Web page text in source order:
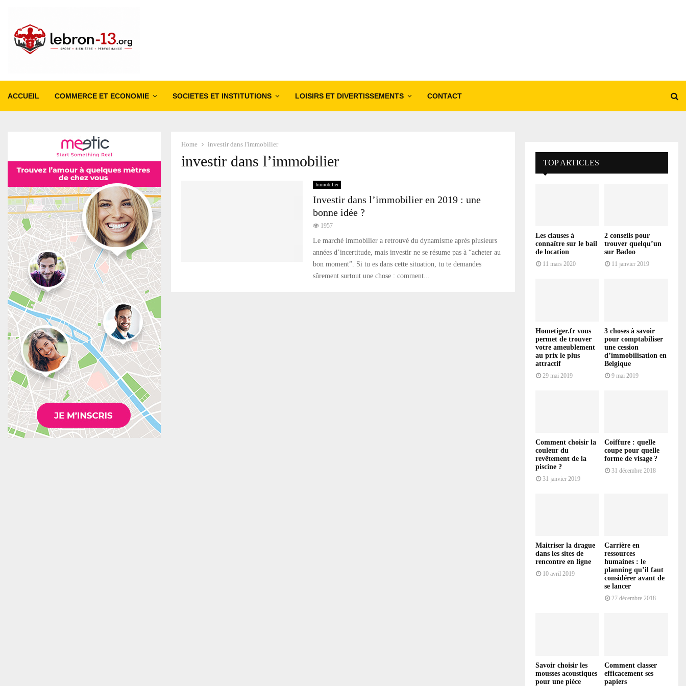
ACCUEIL COMMERCE ET ECONOMIE SOCIETES ET INSTITUTIONS LOISIRS ET DIVERTISSEMENTS CONTACT
Home investir dans l'immobilier
investir dans l’immobilier
Immobilier
Investir dans l’immobilier en 2019 : une
bonne idée ?
1957
Le marché immobilier a retrouvé du dynamisme après plusieurs
années d’incertitude, mais investir ne se résume pas à “acheter au
bon moment”. Si tu es dans cette situation, tu te demandes
sûrement surtout une chose : comment...
TOP ARTICLES
Les clauses à
connaître sur le bail
de location
11 mars 2020
2 conseils pour
trouver quelqu’un
sur Badoo
11 janvier 2019
Hometiger.fr vous
permet de trouver
votre ameublement
au prix le plus
attractif
29 mai 2019
3 choses à savoir
pour comptabiliser
une cession
d’immobilisation en
Belgique
9 mai 2019
Comment choisir la
couleur du
revêtement de la
piscine ?
31 janvier 2019
Coiffure : quelle
coupe pour quelle
forme de visage ?
31 décembre 2018
Maitriser la drague
dans les sites de
rencontre en ligne
10 avril 2019
Carrière en
ressources
humaines : le
planning qu’il faut
considérer avant de
se lancer
27 décembre 2018
Savoir choisir les
mousses acoustiques
pour une pièce
Comment classer
efficacement ses
papiers